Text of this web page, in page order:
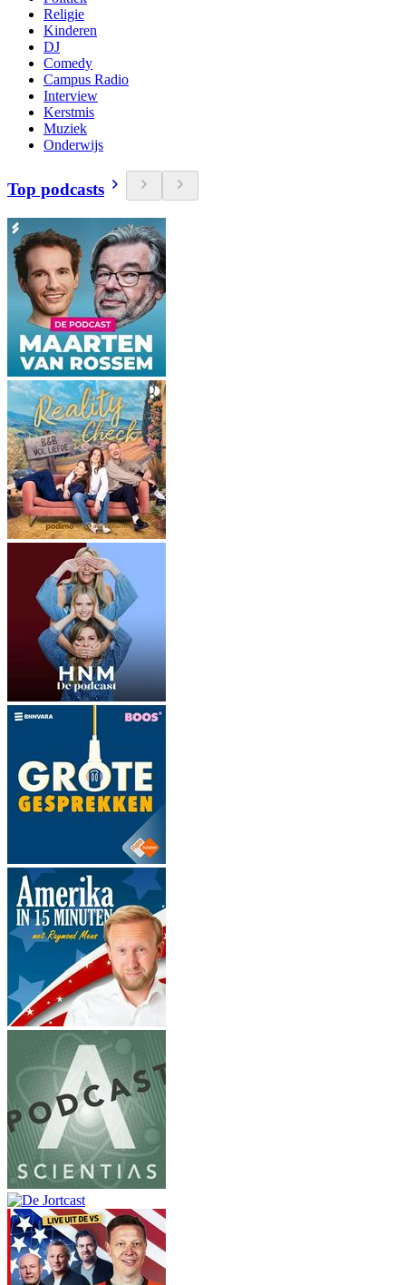
Religie
Kinderen
DJ
Comedy
Campus Radio
Interview
Kerstmis
Muziek
Onderwijs
Top podcasts